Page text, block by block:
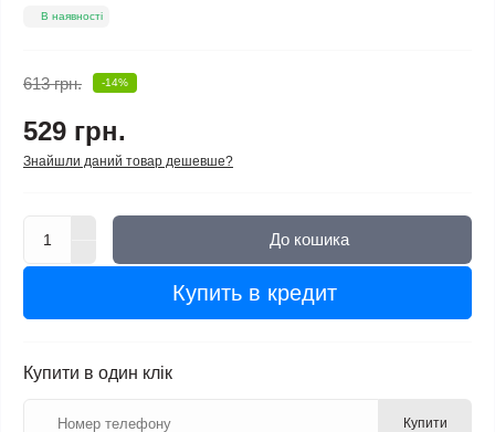
В наявності
613 грн. -14%
529 грн.
Знайшли даний товар дешевше?
До кошика
Купить в кредит
Купити в один клік
Купити